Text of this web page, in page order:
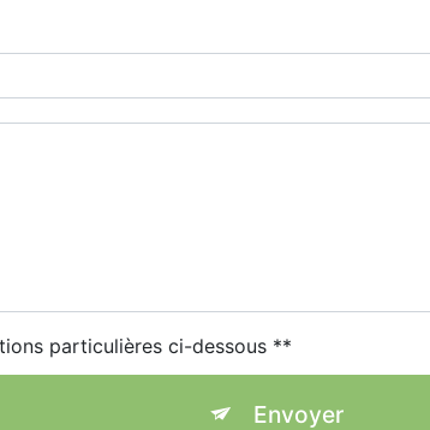
particulières ci-dessous **
Envoyer